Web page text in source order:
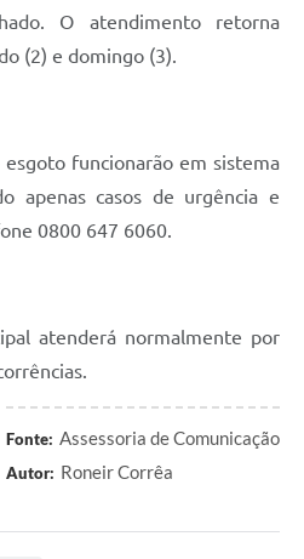
O atendimento retorna
(2) e domingo (3).
esgoto funcionarão em sistema
apenas casos de urgência e
0800 647 6060.
atenderá normalmente por
Fonte: Assessoria de Comunicação
Autor: Roneir Corrêa